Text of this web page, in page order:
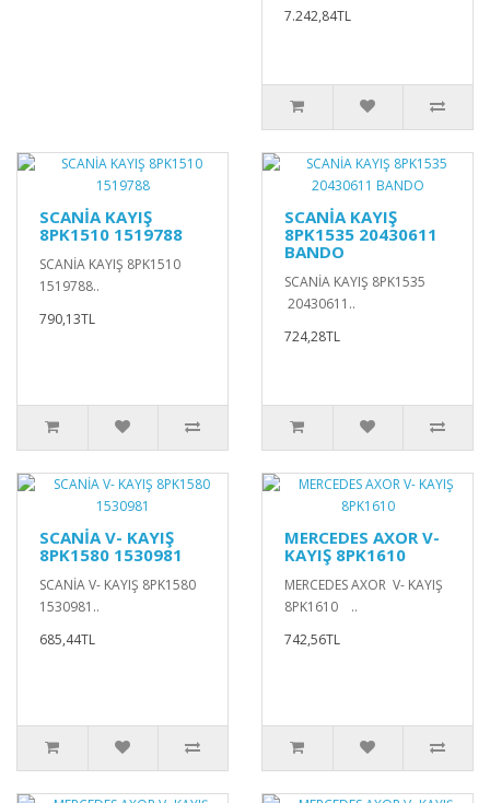
7.242,84TL
SCANİA KAYIŞ
8PK1510 1519788
SCANİA KAYIŞ 8PK1510
1519788..
790,13TL
SCANİA KAYIŞ
8PK1535 20430611
BANDO
SCANİA KAYIŞ 8PK1535
20430611..
724,28TL
SCANİA V- KAYIŞ
8PK1580 1530981
SCANİA V- KAYIŞ 8PK1580
1530981..
685,44TL
MERCEDES AXOR V-
KAYIŞ 8PK1610
MERCEDES AXOR V- KAYIŞ
8PK1610 ..
742,56TL